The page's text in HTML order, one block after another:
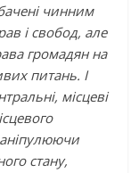
чинним
і свобод, але
громадян на
питань. І
місцеві
стану,